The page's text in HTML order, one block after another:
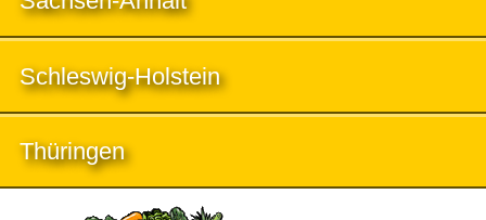
Schleswig-Holstein
Thüringen